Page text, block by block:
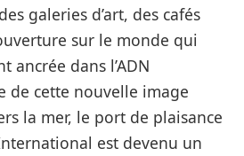
galeries d’art, des cafés
sur le monde qui
ancrée dans l’ADN
de cette nouvelle image
la mer, le port de plaisance
est devenu un